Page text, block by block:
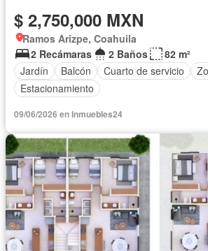
$ 2,750,000 MXN
Ramos Arizpe, Coahuila
2 Recámaras
2 Baños
82 m²
Jardín
Balcón Cuarto de servicio
Estacionamiento
09/06/2026 en Inmuebles24